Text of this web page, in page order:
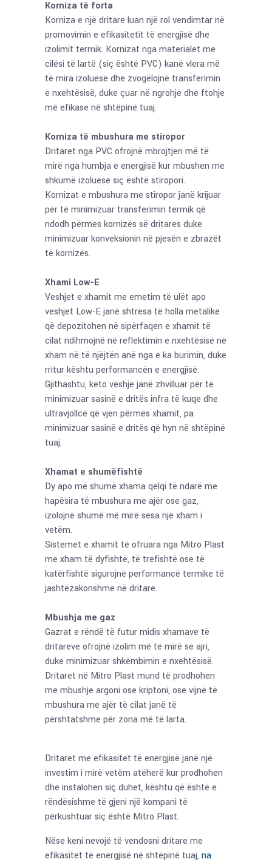
Korniza të forta
Korniza e një dritare luan një rol vendimtar në
promovimin e efikasitetit të energjisë dhe
izolimit termik. Kornizat nga materialet me
cilësi të lartë (siç është PVC) kanë vlera më
të mira izoluese dhe zvogëlojnë transferimin
e nxehtësisë, duke çuar në ngrohje dhe ftohje
më efikase në shtëpinë tuaj.
Korniza të mbushura me stiropor
Dritaret nga PVC ofrojnë mbrojtjen më të
mirë nga humbja e energjisë kur mbushen me
shkumë izoluese siç është stiropori.
Kornizat e mbushura me stiropor janë krijuar
për të minimizuar transferimin termik që
ndodh përmes kornizës së dritares duke
minimizuar konveksionin në pjesën e zbrazët
të kornizës.
Xhami Low-E
Veshjet e xhamit me emetim të ulët apo
veshjet Low-E janë shtresa të holla metalike
që depozitohen në sipërfaqen e xhamit të
cilat ndihmojnë në reflektimin e nxehtësisë në
xham në të njëjtën anë nga e ka burimin, duke
rritur kështu performancën e energjisë.
Gjithashtu, këto veshje janë zhvilluar për të
minimizuar sasinë e dritës infra të kuqe dhe
ultravjollcë që vjen përmes xhamit, pa
minimizuar sasinë e dritës që hyn në shtëpinë
tuaj.
Xhamat e shumëfishtë
Dy apo më shumë xhama qelqi të ndarë me
hapësira të mbushura me ajër ose gaz,
izolojnë shumë më mirë sesa një xham i
vetëm.
Sistemet e xhamit të ofruara nga Mitro Plast
me xham të dyfishtë, të trefishtë ose të
katërfishtë sigurojnë performancë termike të
jashtëzakonshme në dritare.
Mbushja me gaz
Gazrat e rëndë të futur midis xhamave të
dritareve ofrojnë izolim më të mirë se ajri,
duke minimizuar shkëmbimin e nxehtësisë.
Dritaret në Mitro Plast mund të prodhohen
me mbushje argoni ose kriptoni, ose vijnë të
mbushura me ajër të cilat janë të
përshtatshme për zona më të larta.
Dritaret me efikasitet të energjisë janë një
investim i mirë vetëm atëherë kur prodhohen
dhe instalohen siç duhet, kështu që është e
rëndësishme të gjeni një kompani të
përkushtuar siç është Mitro Plast.
Nëse keni nevojë të vendosni dritare me
efikasitet të energjisë në shtëpinë tuaj, na